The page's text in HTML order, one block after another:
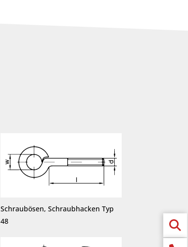
Schraubösen, Schraubhacken Typ
48